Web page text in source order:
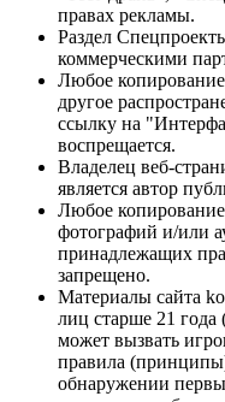
правах рекламы.
Раздел
коммерческими
Любое
другое
ссылку на
воспрещается.
Владелец веб-
является автор
Любое
фотографий и/или
принадлежащих
запрещено.
Материалы сайта
лиц старше 21 года
может вызвать
правила
обнаружении